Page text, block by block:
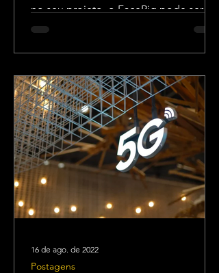
no seu projeto, o FaceRig pode ser a
solução perfeita! Abaixo, vamos...
Postagens
16 de ago. de 2022